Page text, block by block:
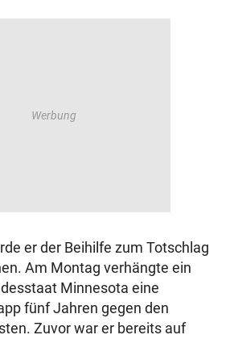
er der Beihilfe zum Totschlag
Am Montag verhängte ein
Minnesota eine
fünf Jahren gegen den
Zuvor war er bereits auf